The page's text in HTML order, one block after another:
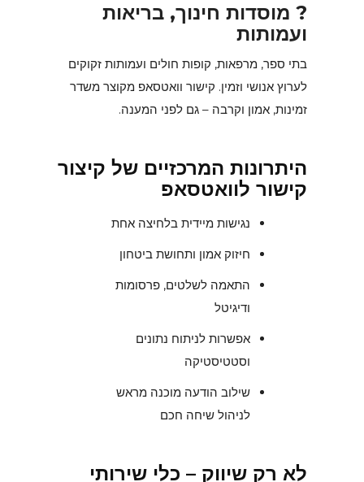
? מוסדות חינוך, בריאות
ועמותות
בתי ספר, מרפאות, קופות חולים ועמותות זקוקים
לערוץ אנושי וזמין. קישור וואטסאפ מקוצר משדר
זמינות, אמון וקרבה – גם לפני המענה.
היתרונות המרכזיים של קיצור
קישור לוואטסאפ
נגישות מיידית בלחיצה אחת
חיזוק אמון ותחושת ביטחון
התאמה לשלטים, פרסומות
ודיגיטל
אפשרות לניתוח נתונים
וסטטיסטיקה
שילוב הודעה מוכנה מראש
לניהול שיחה חכם
לא רק שיווק – כלי שירותי